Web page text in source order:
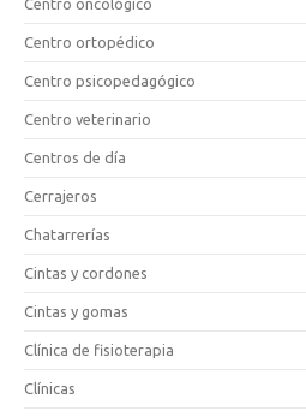
Centro oncológico
Centro ortopédico
Centro psicopedagógico
Centro veterinario
Centros de día
Cerrajeros
Chatarrerías
Cintas y cordones
Cintas y gomas
Clínica de fisioterapia
Clínicas